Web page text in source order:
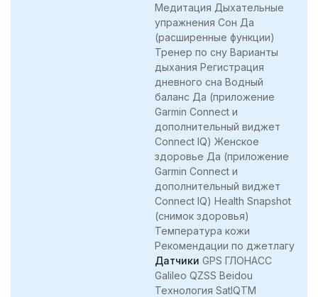
Медитация Дыхательные
упражнения Сон Да
(расширенные функции)
Тренер по сну Варианты
дыхания Регистрация
дневного сна Водный
баланс Да (приложение
Garmin Connect и
дополнительный виджет
Connect IQ) Женское
здоровье Да (приложение
Garmin Connect и
дополнительный виджет
Connect IQ) Health Snapshot
(снимок здоровья)
Температура кожи
Рекомендации по джетлагу
Датчики GPS ГЛОНАСС
Galileo QZSS Beidou
Технология SatIQTM